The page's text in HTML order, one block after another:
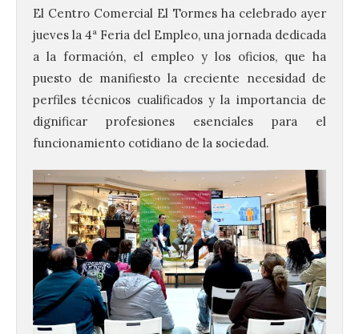
El Centro Comercial El Tormes ha celebrado ayer
jueves la 4ª Feria del Empleo, una jornada dedicada
a la formación, el empleo y los oficios, que ha
puesto de manifiesto la creciente necesidad de
perfiles técnicos cualificados y la importancia de
dignificar profesiones esenciales para el
funcionamiento cotidiano de la sociedad.